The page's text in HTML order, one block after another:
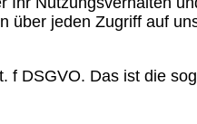
über jeden Zugriff auf
f DSGVO. Das ist die